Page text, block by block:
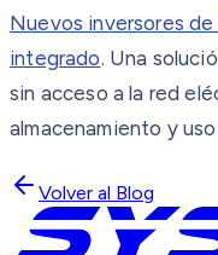
Nuevos inversores
integrado. Una
sin acceso a la red
almacenamiento y
Volver al Blog